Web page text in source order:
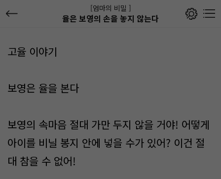
[엄마의 비밀 ]
율은 보영의 손을 놓지 않는다
고율 이야기
보영은 율을 본다
보영의 속마음 절대 가만 두지 않을 거야! 어떻게
아이를 비닐 봉지 안에 넣을 수가 있어? 이건 절
대 참을 수 없어!